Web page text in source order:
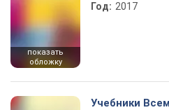
показать
обложку
Год: 2017
Учебники